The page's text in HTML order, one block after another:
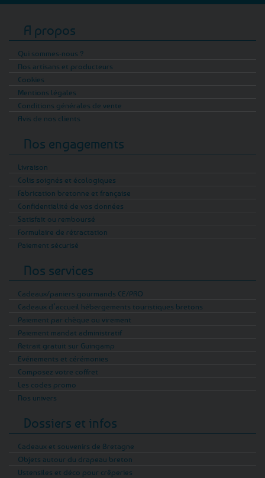
A propos
Qui sommes-nous ?
Nos artisans et producteurs
Cookies
Mentions légales
Conditions générales de vente
Avis de nos clients
Nos engagements
Livraison
Colis soignés et écologiques
Fabrication bretonne et française
Confidentialité de vos données
Satisfait ou remboursé
Formulaire de rétractation
Paiement sécurisé
Nos services
Cadeaux/paniers gourmands CE/PRO
Cadeaux d’accueil hébergements touristiques bretons
Paiement par chèque ou virement
Paiement mandat administratif
Retrait gratuit sur Guingamp
Evénements et cérémonies
Composez votre coffret
Les codes promo
Nos univers
Dossiers et infos
Cadeaux et souvenirs de Bretagne
Objets autour du drapeau breton
Ustensiles et déco pour crêperies